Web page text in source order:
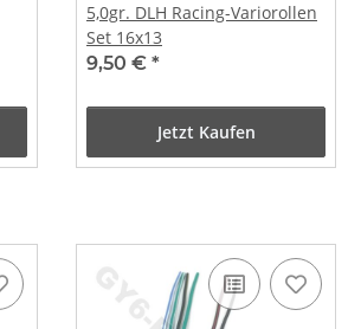
5,0gr. DLH Racing-Variorollen
Set 16x13
9,50 € *
Jetzt Kaufen